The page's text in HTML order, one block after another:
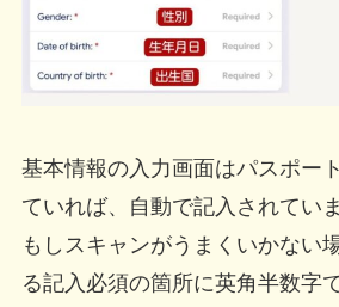
基本情報の入力画面はパスポー
ていれば、自動で記入されていま
もしスキャンがうまくいかない
る記入必須の箇所に英角半数字